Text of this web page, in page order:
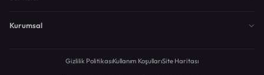
Kurumsal
Gizlilik PolitikasıKullanım KoşullarıSite Haritası